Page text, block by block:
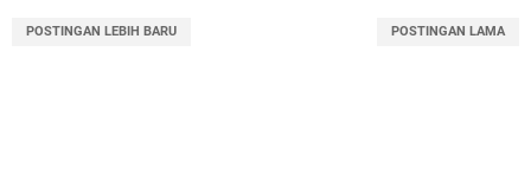
POSTINGAN LEBIH BARU POSTINGAN LAMA